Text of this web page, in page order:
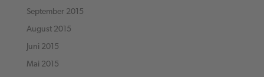
September 2015
August 2015
Juni 2015
Mai 2015